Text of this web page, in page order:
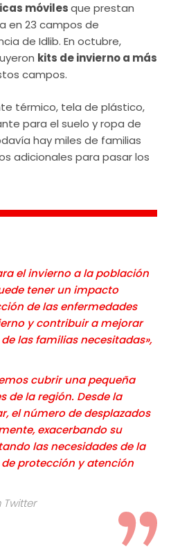
móvilesque prestan
en 23 campos de
de Idlib. En octubre,
kits de invierno a más
campos.
térmico, tela de plástico,
para el suelo y ropa de
hay miles de familias
adicionales para pasar los
el invierno a la población
tener un impacto
de las enfermedades
y contribuir a mejorar
las familias necesitadas»,
cubrir una pequeña
de la región. Desde la
el número de desplazados
exacerbando su
las necesidades de la
protección y atención